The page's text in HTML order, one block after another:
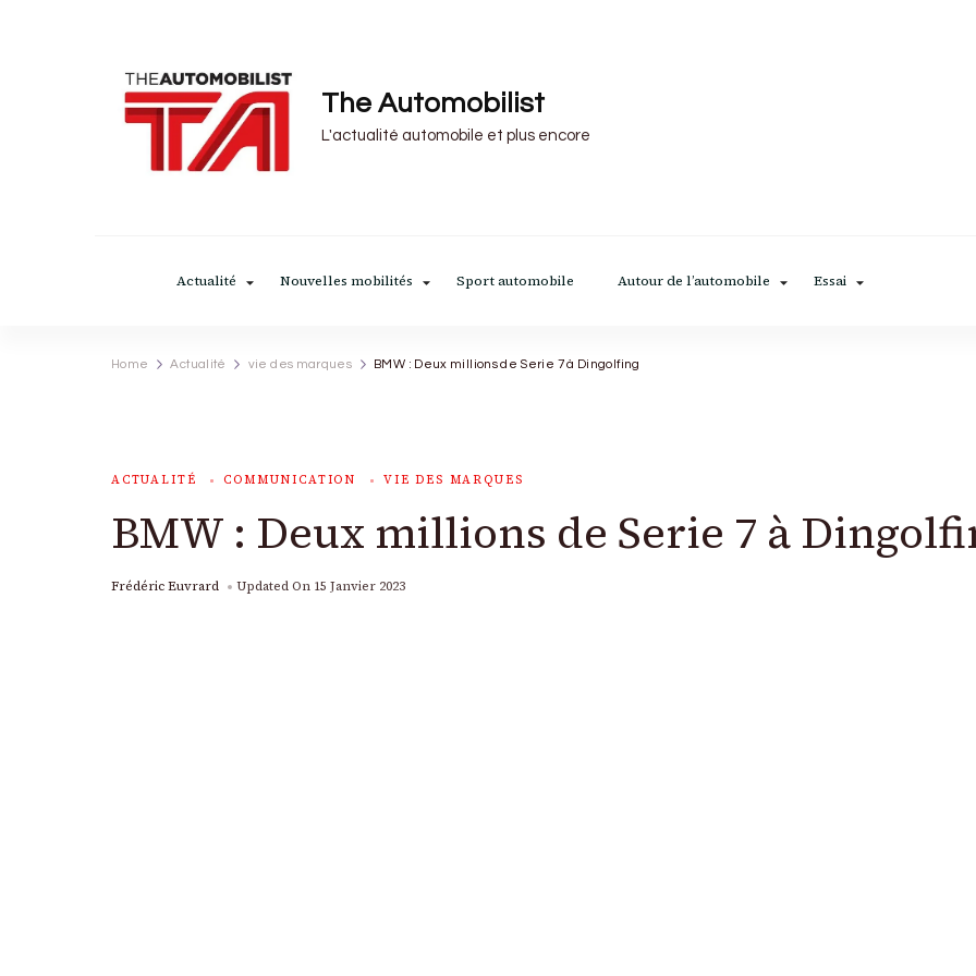
The Automobilist
L'actualité automobile et plus encore
Actualité Nouvelles mobilités Sport automobile Autour de l’automobile Essai
Home Actualité vie des marques BMW : Deux millions de Serie 7 à Dingolfing
ACTUALITÉ COMMUNICATION VIE DES MARQUES
BMW : Deux millions de Serie 7 à
Frédéric Euvrard Updated On 15 Janvier 2023